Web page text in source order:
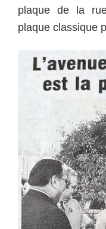
plaque de la
plaque classique